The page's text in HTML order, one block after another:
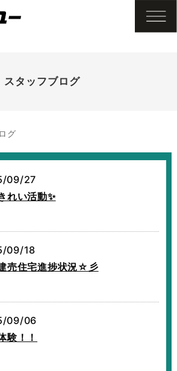
スタッフブログ
グ
09/27
れい活動✨
09/18
売住宅進捗状況☆彡
09/06
験！！